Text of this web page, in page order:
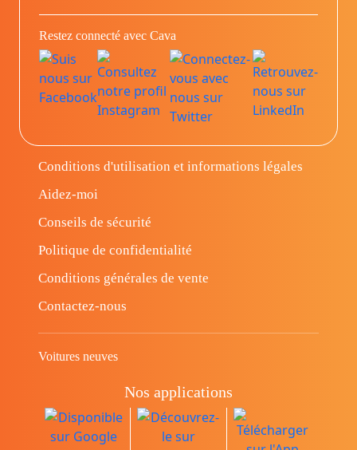
Restez connecté avec Cava
Conditions d'utilisation et informations légales
Aidez-moi
Conseils de sécurité
Politique de confidentialité
Conditions générales de vente
Contactez-nous
Voitures neuves
Nos applications